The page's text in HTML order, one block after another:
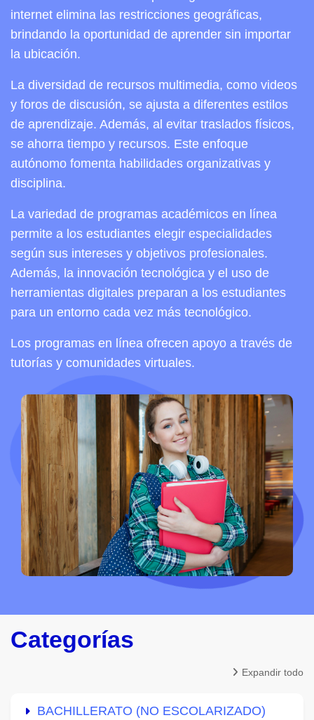
internet elimina las restricciones geográficas,
brindando la oportunidad de aprender sin importar
la ubicación.
La diversidad de recursos multimedia, como videos
y foros de discusión, se ajusta a diferentes estilos
de aprendizaje. Además, al evitar traslados físicos,
se ahorra tiempo y recursos. Este enfoque
autónomo fomenta habilidades organizativas y
disciplina.
La variedad de programas académicos en línea
permite a los estudiantes elegir especialidades
según sus intereses y objetivos profesionales.
Además, la innovación tecnológica y el uso de
herramientas digitales preparan a los estudiantes
para un entorno cada vez más tecnológico.
Los programas en línea ofrecen apoyo a través de
tutorías y comunidades virtuales.
Categorías
Expandir todo
BACHILLERATO (NO ESCOLARIZADO)